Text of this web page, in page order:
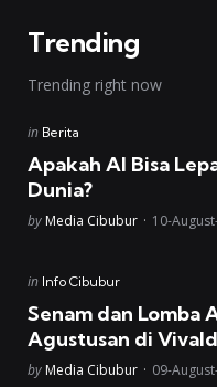
Trending
Trending right now
Posted
in Berita
Apakah AI Bisa
Dunia?
Posted
by Media Cibubur 10-
Posted
in Info Cibubur
Senam dan Lomba
Agustusan di
Posted
by Media Cibubur 09-